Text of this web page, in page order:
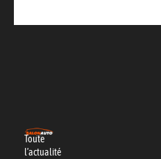
Toute
l’actualité